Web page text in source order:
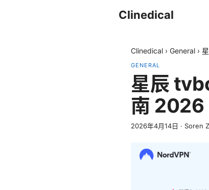
Clinedical
Clinedical › General ›
GENERAL
星辰
南 2026
2026年4月14日 · Soren